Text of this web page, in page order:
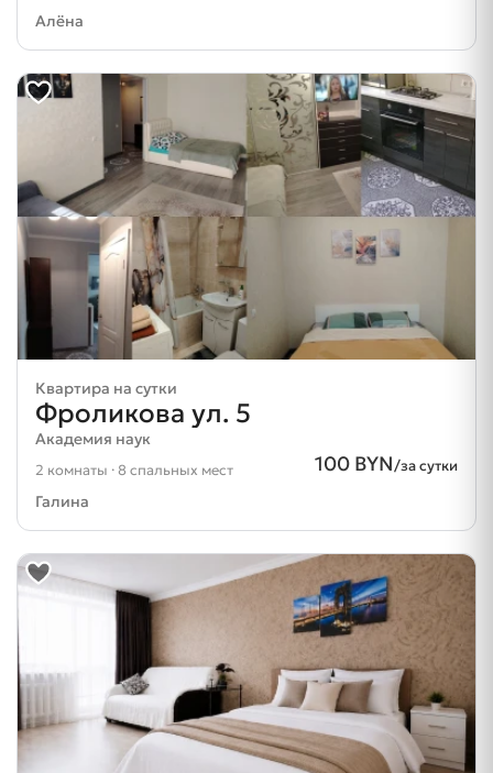
Алёна
Квартира на сутки
Фроликова ул. 5
Академия наук
100 BYN/за сутки
2 комнаты · 8 спальных мест
Галина